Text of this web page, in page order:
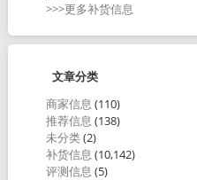
>>>更多补货信息
文章分类
商家信息 (110)
推荐信息 (138)
未分类(2)
补货信息 (10,142)
评测信息 (5)